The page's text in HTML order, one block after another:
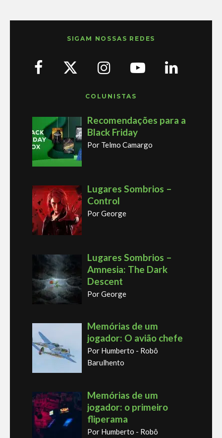
SIGAM NOSSAS REDES
COLUNISTAS
Recomendações para a
Black Friday
Por Telmo Camargo
Lugares Sombrios –
Control
Por George
Lugares Sombrios –
Amnesia: The Dark
Descent
Por George
Memórias de um
jogador: O avião chefe
Por Humberto - Robô
Barulhento
Memórias de um
jogador: o primeiro
fliperama
Por Humberto - Robô